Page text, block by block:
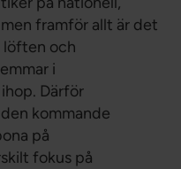
framför allt är det
löften och
i
Därför
kommande
på
fokus på